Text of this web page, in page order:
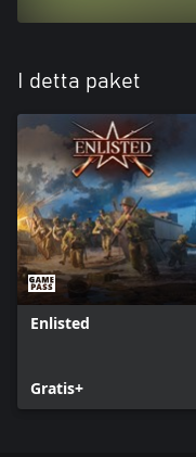
I detta paket
Enlisted
Gratis+